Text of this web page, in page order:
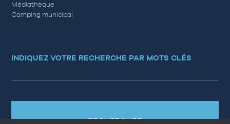
Médiathèque
Camping municipal
INDIQUEZ VOTRE RECHERCHE PAR MOTS CLÉS
RECHERCHER